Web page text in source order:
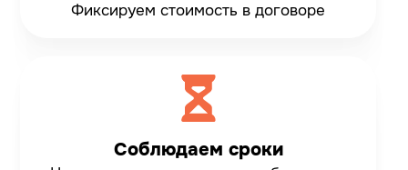
Фиксируем стоимость в договоре
Соблюдаем сроки